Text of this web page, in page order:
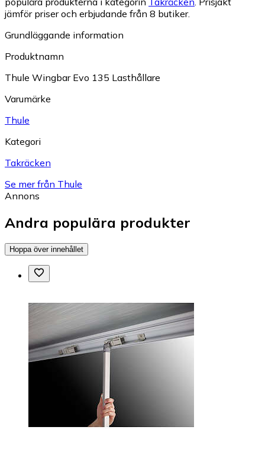
jämför priser och erbjudande från 8 butiker.
Grundläggande information
Produktnamn
Thule Wingbar Evo 135 Lasthållare
Varumärke
Thule
Kategori
Takräcken
Se mer från Thule
Annons
Andra populära produkter
Hoppa över innehållet